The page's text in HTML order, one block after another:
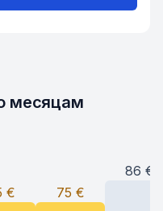
месяцам
€
75 €
86 €